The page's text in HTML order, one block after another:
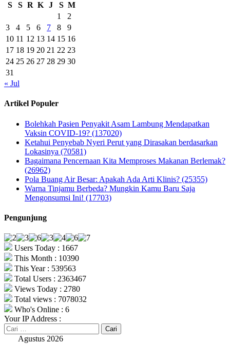
S
S R K J S M
1
2
3
4 5 6 7 8
9
10 11 12 13 14 15 16
17 18 19 20 21 22 23
24 25 26 27 28 29 30
31
« Jul
Artikel Populer
Bolehkah Pasien Penyakit Asam Lambung Mendapatkan
Vaksin COVID-19? (137020)
Ketahui Penyebab Nyeri Perut yang Dirasakan berdasarkan
Lokasinya (70581)
Bagaimana Pencernaan Kita Memproses Makanan Berlemak?
(26962)
Pola Buang Air Besar: Apakah Ada Arti Klinis? (25355)
Warna Tinjamu Berbeda? Mungkin Kamu Baru Saja
Mengonsumsi Ini! (17703)
Pengunjung
Users Today : 1667
This Month : 10390
This Year : 539563
Total Users : 2363467
Views Today : 2780
Total views : 7078032
Who's Online : 6
Your IP Address :
Cari
untuk:Agustus 2026